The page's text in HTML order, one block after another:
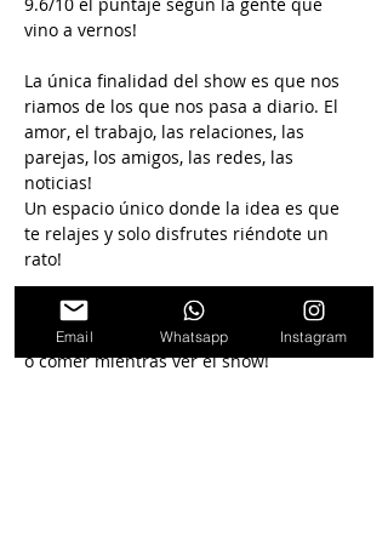
vino a vernos!
La única finalidad del show es que nos
riamos de los que nos pasa a diario. El
amor, el trabajo, las relaciones, las
parejas, los amigos, las redes, las
noticias!
Un espacio único donde la idea es que
te relajes y solo disfrutes riéndote un
rato!
El show es en la Sala Bayres Club donde
vas a poder disfrutar de algo para tomar
o comer mientras ver el show!
Email Whatsapp Instagram